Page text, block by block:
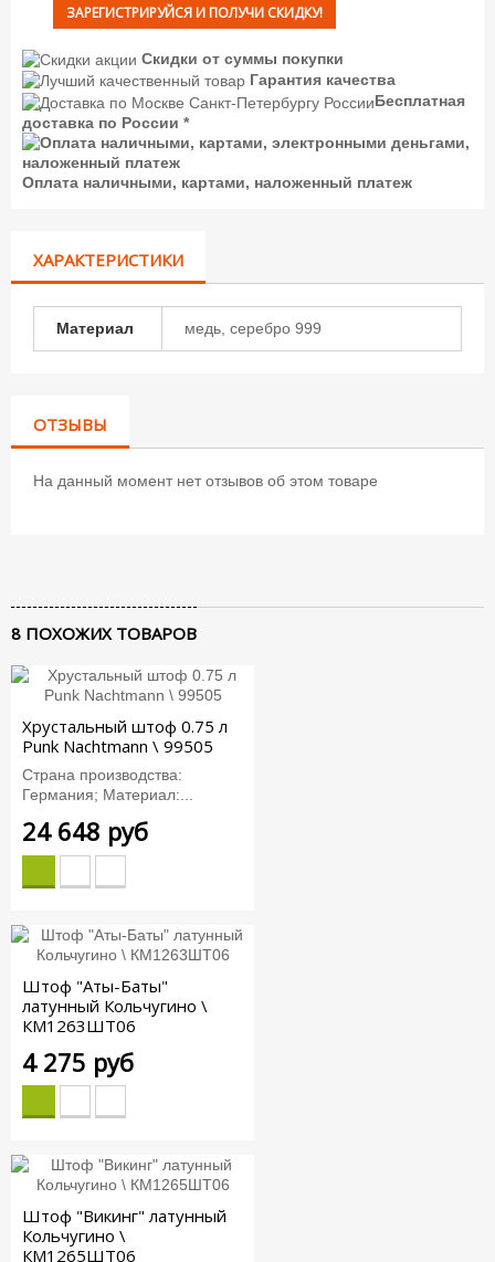
ЗАРЕГИСТРИРУЙСЯ И ПОЛУЧИ СКИДКУ!
Скидки от суммы покупки
Гарантия качества
Бесплатная
доставка по России *
Оплата наличными, картами, наложенный платеж
ХАРАКТЕРИСТИКИ
Материал медь, серебро 999
ОТЗЫВЫ
На данный момент нет отзывов об этом товаре
8 ПОХОЖИХ ТОВАРОВ
Хрустальный штоф 0.75 л
Punk Nachtmann \ 99505
Страна производства:
Германия; Материал:...
24 648 руб
Штоф "Аты-Баты"
латунный Кольчугино \
КМ1263ШТ06
4 275 руб
Штоф "Викинг" латунный
Кольчугино \
КМ1265ШТ06